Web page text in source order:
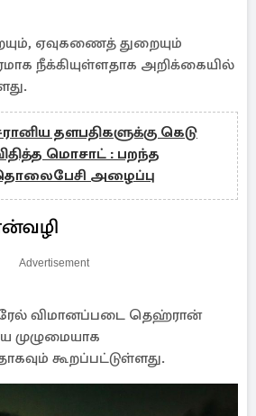
ஏவுகணைத் துறையும்
நீக்கியுள்ளதாக அறிக்கையில்
தளபதிகளுக்கு கெடு
மொசாட் : பறந்த
அழைப்பு
Advertisement
விமானப்படை தெஹ்ரான்
முழுமையாக
கூறப்பட்டுள்ளது.